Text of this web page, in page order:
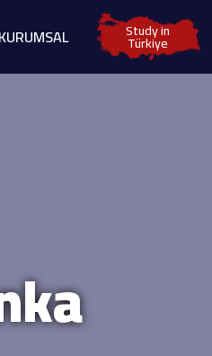
KURUMSAL Study in
Türkiye